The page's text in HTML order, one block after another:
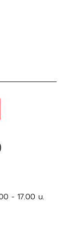
DA ของคุณ
เล่มเขียว
- 17.00 น.